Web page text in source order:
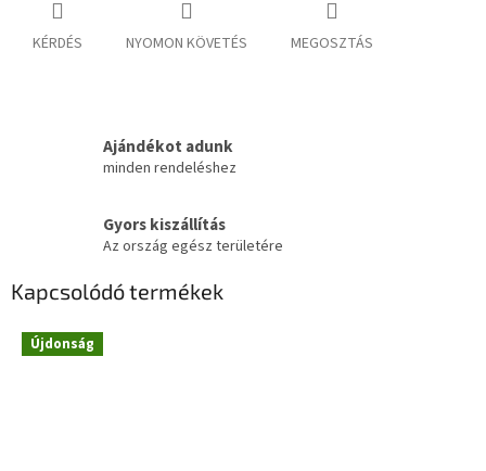
KÉRDÉS NYOMON KÖVETÉS MEGOSZTÁS
Ajándékot adunk
minden rendeléshez
Gyors kiszállítás
Az ország egész területére
Kapcsolódó termékek
Újdonság